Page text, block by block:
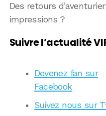
Des retours
impressions ?
Suivre l’actualité
Devenez fan sur
Facebook
Suivez nous sur